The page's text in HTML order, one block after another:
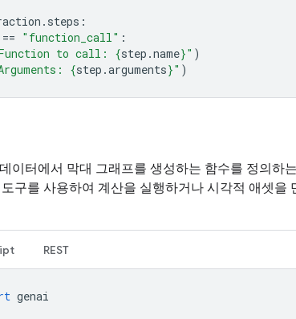
. steps :
== "function_call" :
to call: {step .name}" )
{step .arguments}" )
이터에서 막대 그래프를 생성하는 함수를 정의하
구를 사용하여 계산을 실행하거나 시각적 애셋을
REST
genai